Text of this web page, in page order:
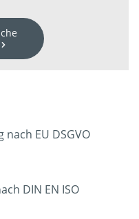
EU DSGVO
DIN EN ISO